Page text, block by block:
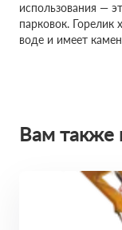
использования —
парковок. Горелик
воде и имеет
Вам также